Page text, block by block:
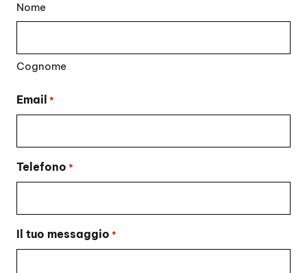
Nome
Cognome
Email *
Telefono *
Il tuo messaggio *